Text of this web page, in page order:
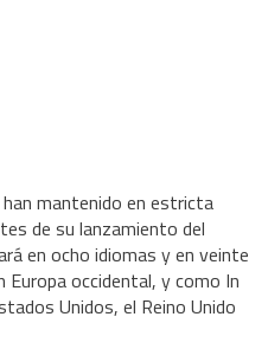
mantenido en estricta
de su lanzamiento del
en ocho idiomas y en veinte
occidental, y como In
Unidos, el Reino Unido